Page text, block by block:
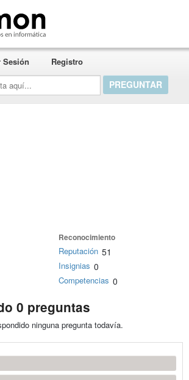
Registro
Reconocimiento
Reputación 51
Insignias 0
Competencias 0
0 preguntas
ninguna pregunta todavía.